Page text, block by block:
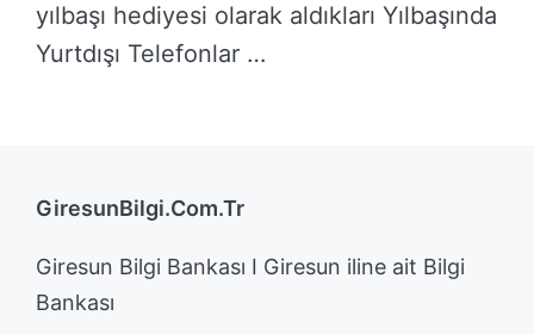
yılbaşı hediyesi olarak aldıkları Yılbaşında
Yurtdışı Telefonlar …
GiresunBilgi.Com.Tr
Giresun Bilgi Bankası I Giresun iline ait Bilgi
Bankası